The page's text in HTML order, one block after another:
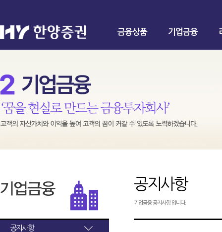
금융상품 기업금융
공지사항
공지사항
기업금융 공지사항 입니다.